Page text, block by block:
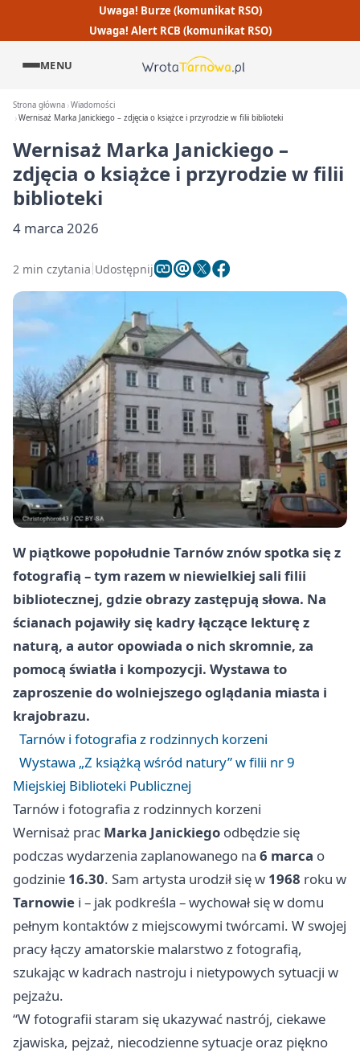
Uwaga! Burze (komunikat RSO)
Uwaga! Alert RCB (komunikat RSO)
MENU
Strona główna Wiadomości
Wernisaż Marka Janickiego – zdjęcia o książce i przyrodzie w filii biblioteki
Wernisaż Marka Janickiego –
zdjęcia o książce i przyrodzie w filii
biblioteki
4 marca 2026
2 min czytania Udostępnij
W piątkowe popołudnie Tarnów znów spotka się z
fotografią – tym razem w niewielkiej sali filii
bibliotecznej, gdzie obrazy zastępują słowa. Na
ścianach pojawiły się kadry łączące lekturę z
naturą, a autor opowiada o nich skromnie, za
pomocą światła i kompozycji. Wystawa to
zaproszenie do wolniejszego oglądania miasta i
krajobrazu.
Tarnów i fotografia z rodzinnych korzeni
Wystawa „Z książką wśród natury” w filii nr 9
Miejskiej Biblioteki Publicznej
Tarnów i fotografia z rodzinnych korzeni
Wernisaż prac Marka Janickiego odbędzie się
podczas wydarzenia zaplanowanego na 6 marca o
godzinie 16.30. Sam artysta urodził się w 1968 roku w
Tarnowie i – jak podkreśla – wychował się w domu
pełnym kontaktów z miejscowymi twórcami. W swojej
pracy łączy amatorskie malarstwo z fotografią,
szukając w kadrach nastroju i nietypowych sytuacji w
pejzażu.
“W fotografii staram się ukazywać nastrój, ciekawe
zjawiska, pejzaż, niecodzienne sytuacje oraz piękno